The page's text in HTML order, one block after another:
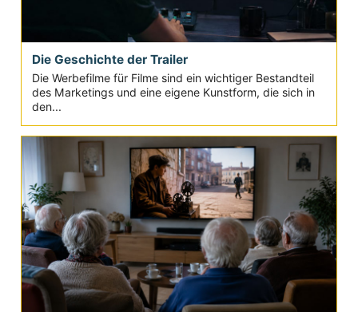
Die Geschichte der Trailer
Die Werbefilme für Filme sind ein wichtiger Bestandteil
des Marketings und eine eigene Kunstform, die sich in
den...